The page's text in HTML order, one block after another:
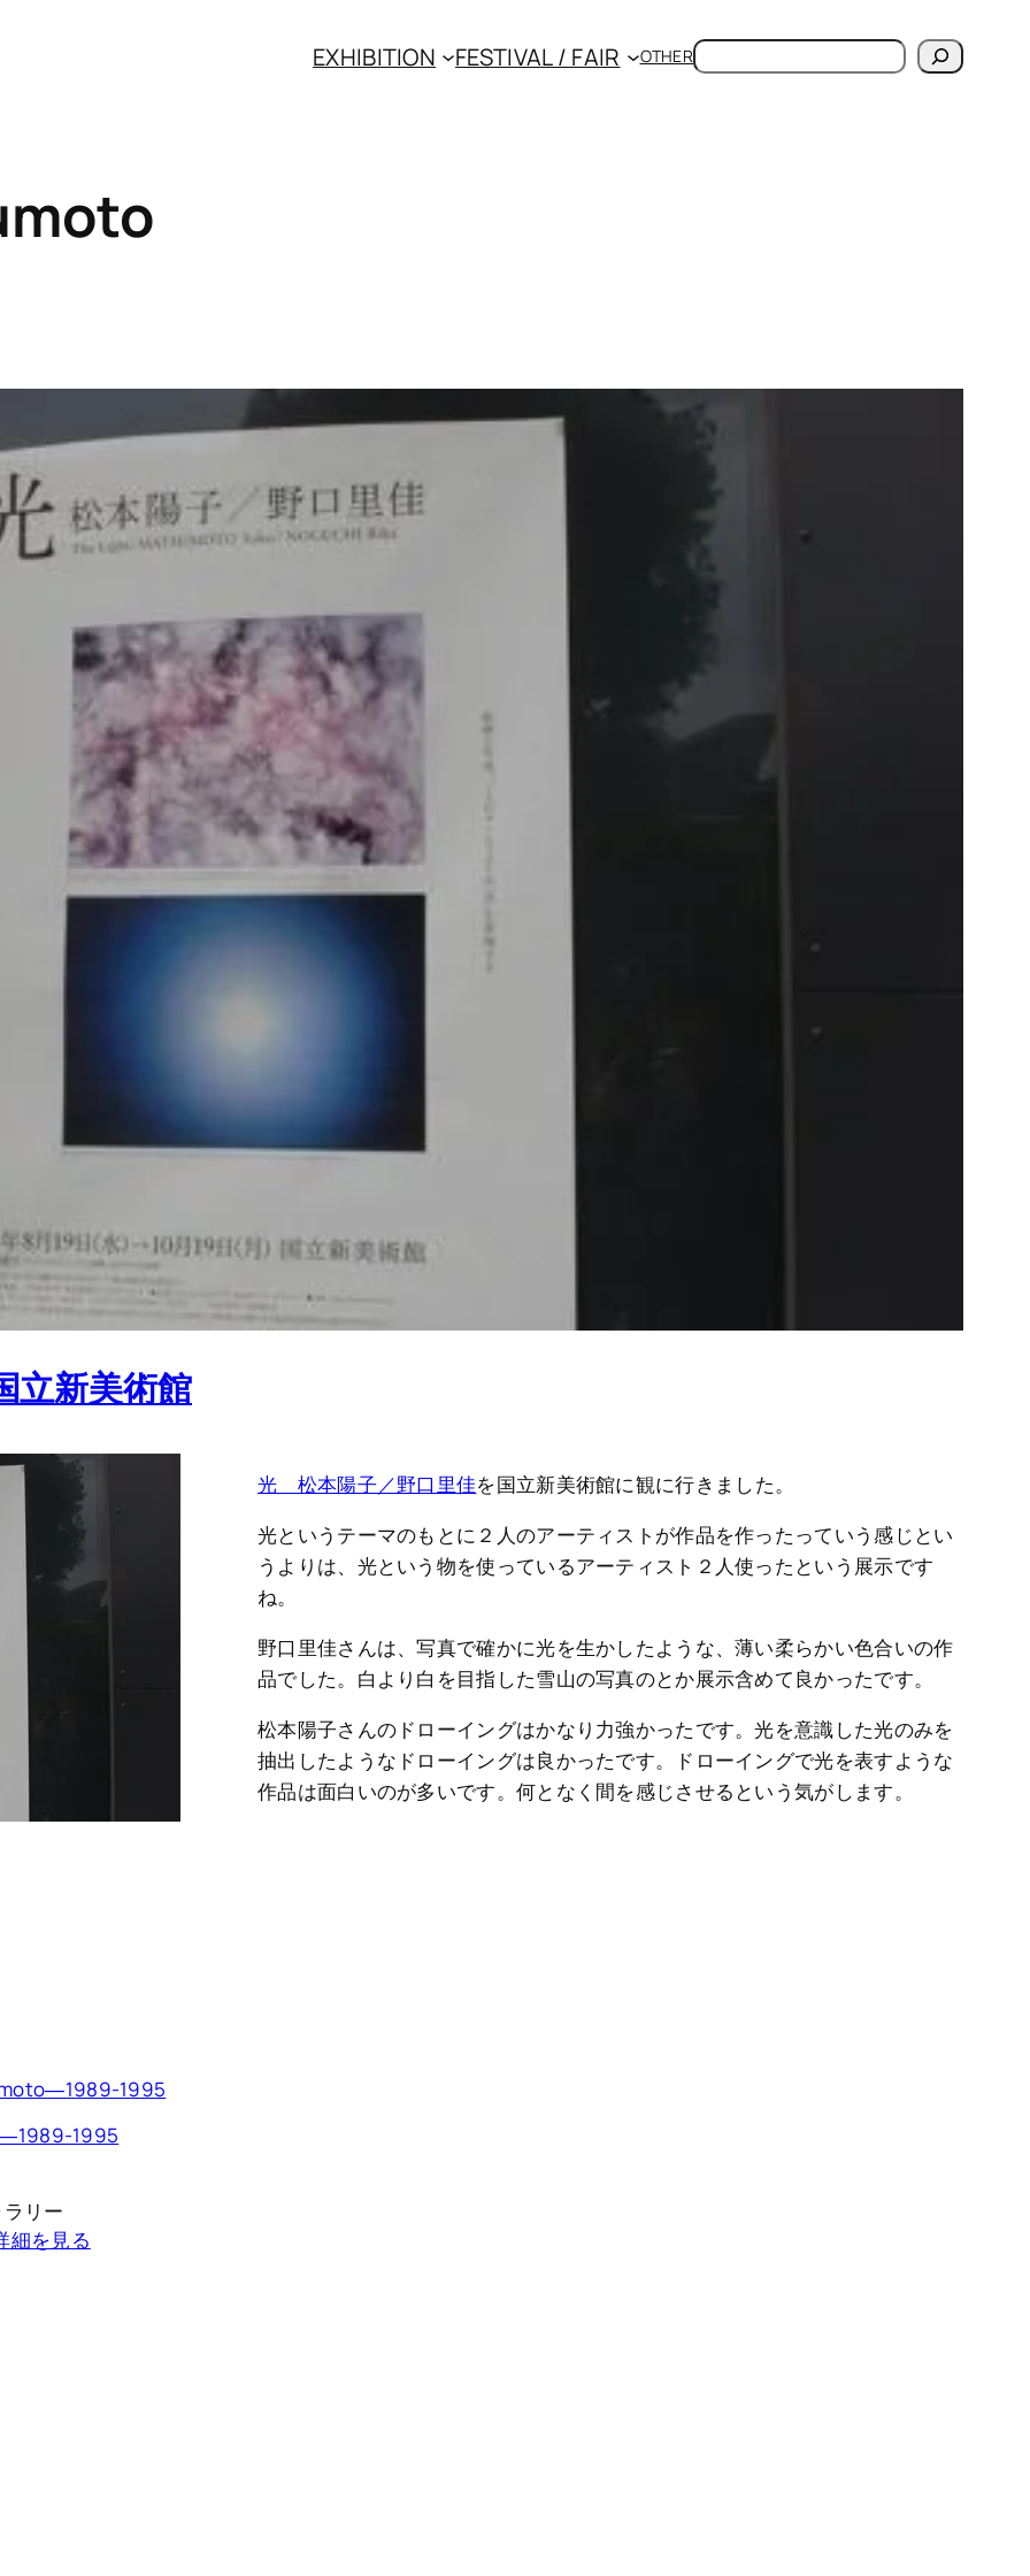
EXHIBITION FESTIVAL / FAIR OTHER検
立新美術館
光 松本陽子／野口里佳を国立新美術館に観に行きました。
光というテーマのもとに２人のアーティストが作品を作ったっていう感じとい
うよりは、光という物を使っているアーティスト２人使ったという展示です
ね。
野口里佳さんは、写真で確かに光を生かしたような、薄い柔らかい色合いの作
品でした。白より白を目指した雪山の写真のとか展示含めて良かったです。
松本陽子さんのドローイングはかなり力強かったです。光を意識した光のみを
抽出したようなドローイングは良かったです。ドローイングで光を表すような
作品は面白いのが多いです。何となく間を感じさせるという気がします。
1995
リー
細を見る